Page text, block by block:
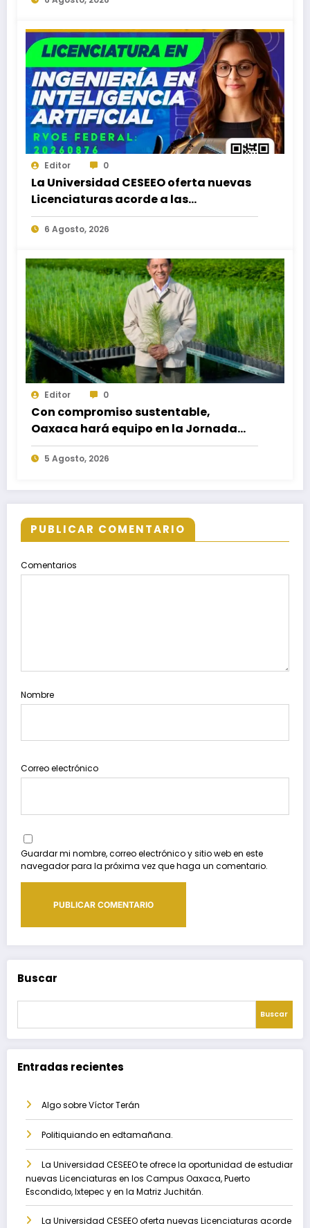
Puerto Escondido, Ixtepec y en la
Editor 0
La Universidad CESEEO oferta nuevas
Licenciaturas acorde a las
necesidades educativas de los
egresados de escuelas del nivel medio
6 Agosto, 2026
Editor 0
Con compromiso sustentable,
Oaxaca hará equipo en la Jornada
Nacional de Reforestación 2026
5 Agosto, 2026
PUBLICAR COMENTARIO
Comentarios
Nombre
Correo electrónico
Guardar mi nombre, correo electrónico y sitio web en este
navegador para la próxima vez que haga un comentario.
Buscar
Buscar
Entradas recientes
Algo sobre Víctor Terán
Politiquiando en edtamañana.
La Universidad CESEEO te ofrece la oportunidad de estudiar
nuevas Licenciaturas en los Campus Oaxaca, Puerto
Escondido, Ixtepec y en la Matriz Juchitán.
La Universidad CESEEO oferta nuevas Licenciaturas acorde